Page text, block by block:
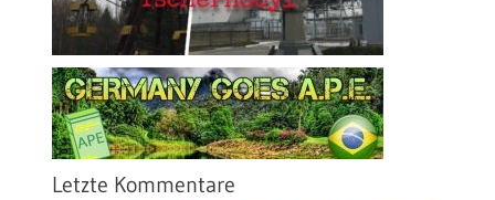
Letzte Kommentare